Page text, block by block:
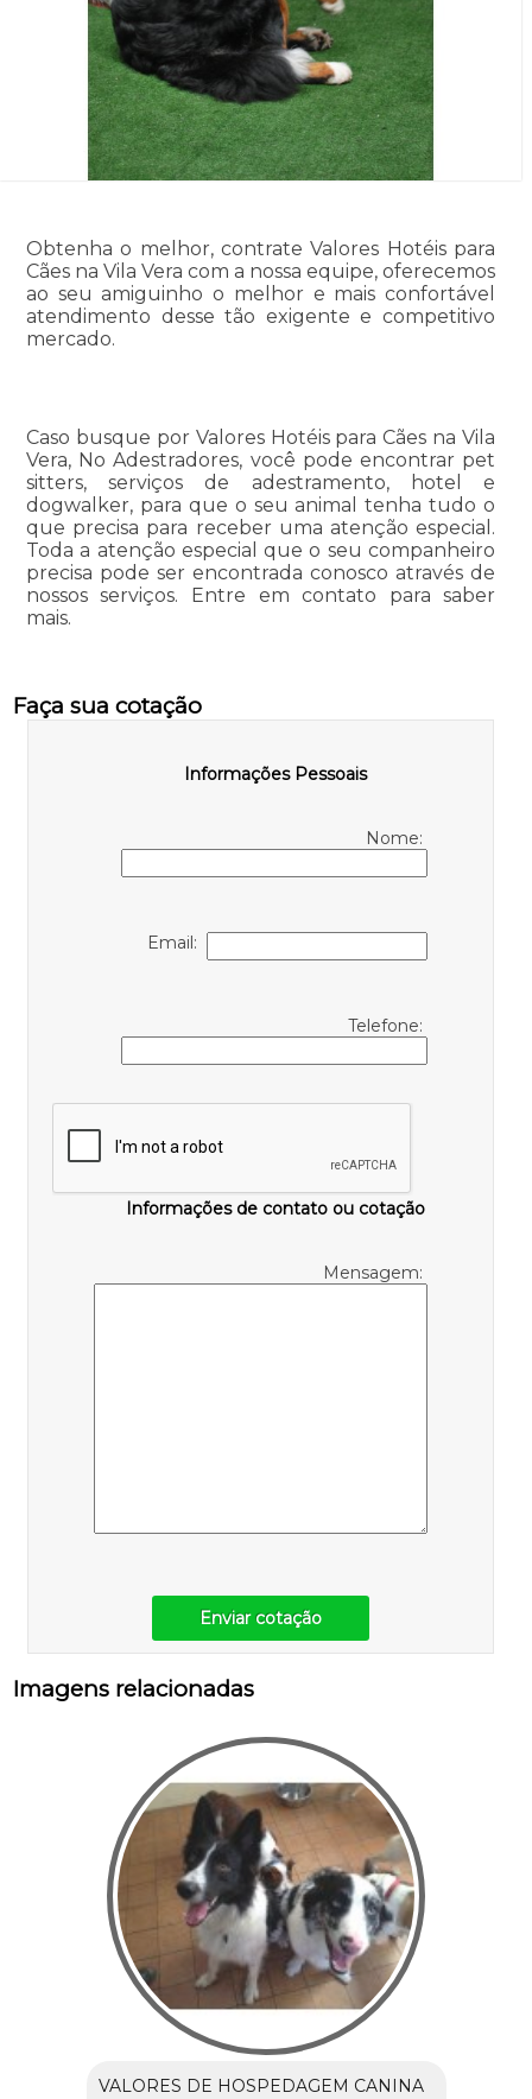
Obtenha o melhor, contrate Valores Hotéis para
Cães na Vila Vera com a nossa equipe, oferecemos
ao seu amiguinho o melhor e mais confortável
atendimento desse tão exigente e competitivo
mercado.
Caso busque por Valores Hotéis para Cães na Vila
Vera, No Adestradores, você pode encontrar pet
sitters, serviços de adestramento, hotel e
dogwalker, para que o seu animal tenha tudo o
que precisa para receber uma atenção especial.
Toda a atenção especial que o seu companheiro
precisa pode ser encontrada conosco através de
nossos serviços. Entre em contato para saber
mais.
Faça sua cotação
Informações Pessoais
Nome:
Email:
Telefone:
Informações de contato ou cotação
Mensagem:
Enviar cotação
Imagens relacionadas
VALORES DE HOSPEDAGEM CANINA